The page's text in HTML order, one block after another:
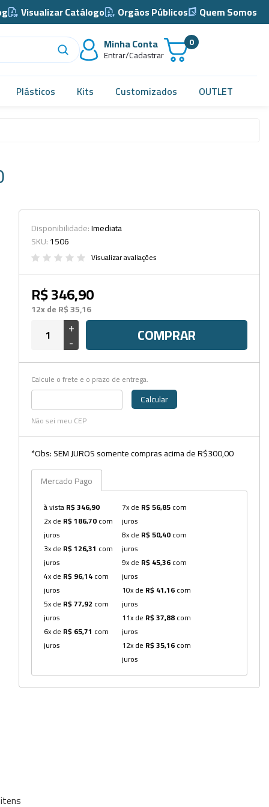
Visualizar Catálogo Orgãos Públicos
Quem Somos
Minha Conta
Entrar/Cadastrar
0
Plásticos
Bandejas
Barril, Barrilete e Bombonas
Beckers
Borrifadores
Cachimbos
Caixas
Cassetes
Cálices e Copos
Cestos e Baldes
Coletores
Coletores e Diagnóstico
Cones
Cubetas
Dessecadores
Dispensers
Espátulas
Estantes
Frascos
Funis
Kits
Kits Customizados OUTLET
Disponibilidade:Imediata
SKU:1506
Visualizar avaliações
R$ 346,90
12x de R$ 35,16
+
- COMPRAR
Calcule o frete e o prazo de entrega.
Calcular
Não sei meu CEP
*Obs: SEM JUROS somente compras acima de R$300,00
Mercado Pago
à vistaR$ 346,90
2x de R$ 186,70com
juros
3x de R$ 126,31 com
juros
4x de R$ 96,14com
juros
5x de R$ 77,92 com
juros
6x de R$ 65,71 com
juros
7x de R$ 56,85com
juros
8x de R$ 50,40com
juros
9x de R$ 45,36com
juros
10x de R$ 41,16com
juros
11x de R$ 37,88com
juros
12x de R$ 35,16com
juros